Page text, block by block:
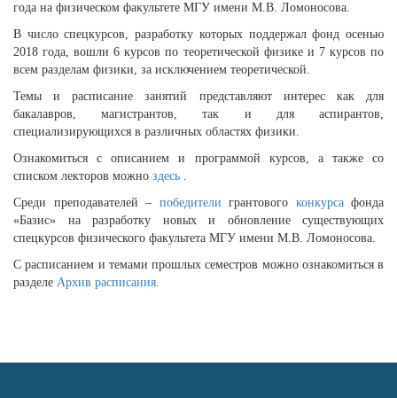
года на физическом факультете МГУ имени М.В. Ломоносова.
В число спецкурсов, разработку которых поддержал фонд осенью
2018 года, вошли 6 курсов по теоретической физике и 7 курсов по
всем разделам физики, за исключением теоретической.
Темы и расписание занятий представляют интерес как для
бакалавров, магистрантов, так и для аспирантов,
специализирующихся в различных областях физики.
Ознакомиться с описанием и программой курсов, а также со
списком лекторов можно здесь .
Среди преподавателей – победители грантового конкурса фонда
«Базис» на разработку новых и обновление существующих
спецкурсов физического факультета МГУ имени М.В. Ломоносова.
С расписанием и темами прошлых семестров можно ознакомиться в
разделе Архив расписания.